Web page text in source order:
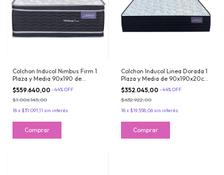
Colchon Inducol Nimbus Firm 1
Plaza y Media 90x190 de
Espuma Alta Densidad Doble
Pillow Extra Firme
$559.640,00 -44%OFF
$1.006.145,00
18x $31.091,11 sin interés
Colchon Inducol Linea Dorada 1
Plaza y Media de 90x190x20cm
Espuma de Alta Densidad Extra
Firme
$352.045,00 -44%OFF
$632.922,00
18x $19.558,06 sin interés